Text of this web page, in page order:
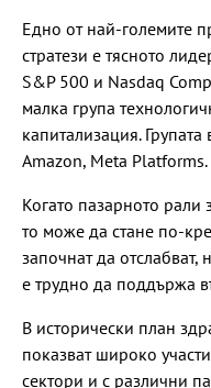
Едно от най-големите
стратези е тясното
S&P 500 и Nasdaq
малка група
капитализация.
Amazon, Meta Platforms.
Когато пазарното
то може да стане по-
започнат да
е трудно да поддържа
В исторически план
показват широко
сектори и с различни